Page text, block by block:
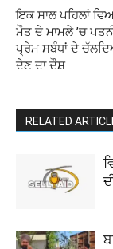
ਇਕ ਸਾਲ ਪਹਿਲਾਂ
ਮੌਤ ਦੇ ਮਾਮਲੇ ’ਚ
ਪ੍ਰੇਮ ਸਬੰਧਾਂ ਦੇ
ਦੇਣ ਦਾ ਦੌਸ਼
RELATED